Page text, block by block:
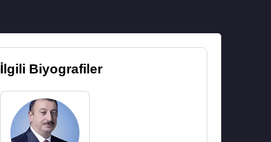
İlgili Biyografiler